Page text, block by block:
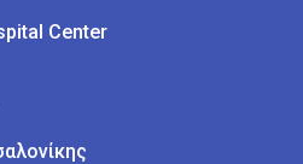
Center